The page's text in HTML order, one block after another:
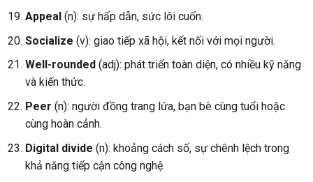
Appeal (n): sự hấp dẫn, sức lôi cuốn.
Socialize (v): giao tiếp xã hội, kết nối với mọi người.
Well-rounded (adj): phát triển toàn diện, có nhiều kỹ năng
và kiến thức.
Peer (n): người đồng trang lứa, bạn bè cùng tuổi hoặc
cùng hoàn cảnh.
Digital divide (n): khoảng cách số, sự chênh lệch trong
khả năng tiếp cận công nghệ.